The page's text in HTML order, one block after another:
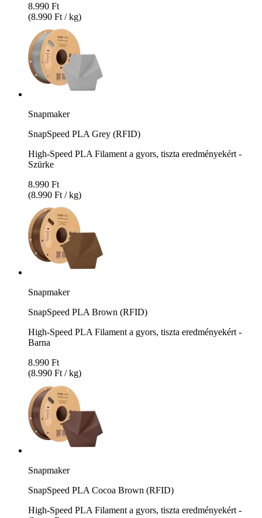
8.990 Ft
(8.990 Ft / kg)
Snapmaker
SnapSpeed PLA Grey (RFID)
High-Speed PLA Filament a gyors, tiszta eredményekért -
Szürke
8.990 Ft
(8.990 Ft / kg)
Snapmaker
SnapSpeed PLA Brown (RFID)
High-Speed PLA Filament a gyors, tiszta eredményekért -
Barna
8.990 Ft
(8.990 Ft / kg)
Snapmaker
SnapSpeed PLA Cocoa Brown (RFID)
High-Speed PLA Filament a gyors, tiszta eredményekért -